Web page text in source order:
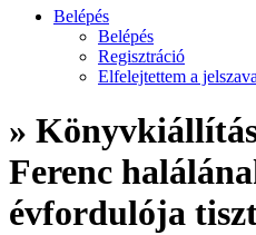
Belépés
Belépés
Regisztráció
Elfelejtettem a
»
Ferenc
évfordulója